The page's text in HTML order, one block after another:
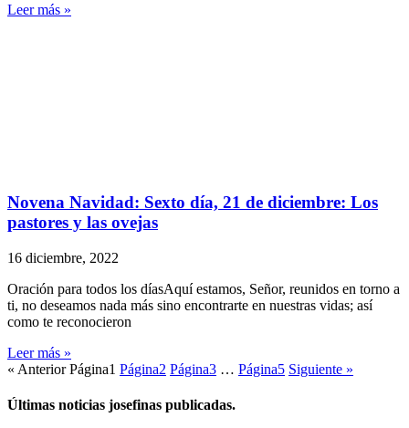
Leer más »
Novena Navidad: Sexto día, 21 de diciembre: Los
pastores y las ovejas
16 diciembre, 2022
Oración para todos los díasAquí estamos, Señor, reunidos en torno a
ti, no deseamos nada más sino encontrarte en nuestras vidas; así
como te reconocieron
Leer más »
« Anterior Página1 Página2 Página3 … Página5 Siguiente »
Últimas noticias josefinas publicadas.